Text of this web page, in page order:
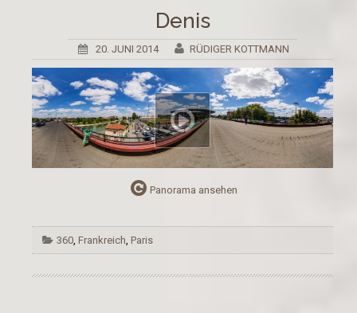
Denis
20. JUNI 2014 RÜDIGER KOTTMANN
Panorama ansehen
360 ,Frankreich ,Paris